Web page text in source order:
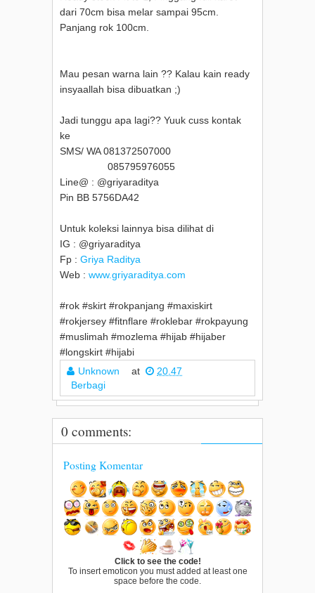
dari 70cm bisa melar sampai 95cm.
Panjang rok 100cm.
Mau pesan warna lain ?? Kalau kain ready
insyaallah bisa dibuatkan ;)
Jadi tunggu apa lagi?? Yuuk cuss kontak
ke
SMS/ WA 081372507000
085795976055
Line@ : @griyaraditya
Pin BB 5756DA42
Untuk koleksi lainnya bisa dilihat di
IG : @griyaraditya
Fp : Griya Raditya
Web : www.griyaraditya.com
#rok #skirt #rokpanjang #maxiskirt
#rokjersey #fitnflare #roklebar #rokpayung
#muslimah #mozlema #hijab #hijaber
#longskirt #hijabi
Unknown
at
20.47
Berbagi
0 comments:
Posting Komentar
Click to see the code!
To insert emoticon you must added at least one
space before the code.